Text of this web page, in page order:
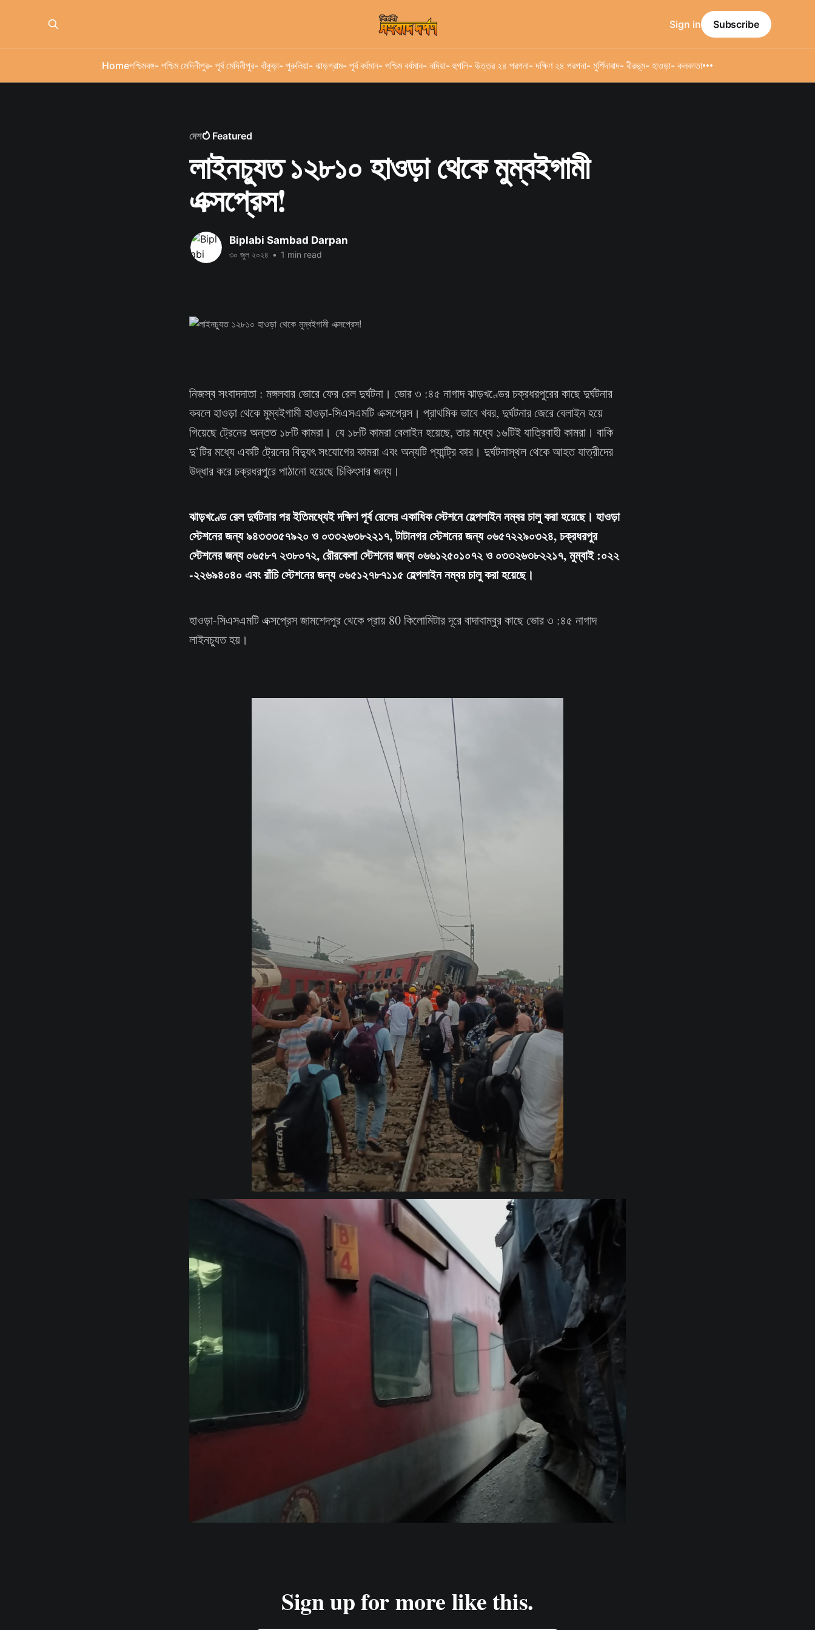
Homeপশ্চিমবঙ্গ- পশ্চিম মেদিনীপুর- পূর্ব মেদিনীপুর- বাঁকুড়া- পুরুলিয়া- ঝাড়গ্রাম- পূর্ব বর্ধমান- পশ্চিম বর্ধমান- নদিয়া- হুগলি- উত্তর ২৪ পরগনা- দক্ষিণ ২৪ পরগনা- মুর্শিদাবাদ- বীরভূম- হাওড়া- কলকাতা
Sign in Subscribe
দেশ Featured
লাইনচ্যুত ১২৮১০ হাওড়া থেকে মুম্বইগামী
এক্সপ্রেস!
Biplabi Sambad Darpan
৩০ জুল ২০২৪ • 1 min read
নিজস্ব সংবাদদাতা : মঙ্গলবার ভোরে ফের রেল দুর্ঘটনা। ভোর ৩ :৪৫ নাগাদ ঝাড়খণ্ডের চক্রধরপুরের কাছে দুর্ঘটনার
কবলে হাওড়া থেকে মুম্বইগামী হাওড়া-সিএসএমটি এক্সপ্রেস। প্রাথমিক ভাবে খবর, দুর্ঘটনার জেরে বেলাইন হয়ে
গিয়েছে ট্রেনের অন্তত ১৮টি কামরা। যে ১৮টি কামরা বেলাইন হয়েছে, তার মধ্যে ১৬টিই যাত্রিবাহী কামরা। বাকি
দু’টির মধ্যে একটি ট্রেনের বিদ্যুৎ সংযোগের কামরা এবং অন্যটি প্যান্ট্রি কার। দুর্ঘটনাস্থল থেকে আহত যাত্রীদের
উদ্ধার করে চক্রধরপুরে পাঠানো হয়েছে চিকিৎসার জন্য।
ঝাড়খণ্ডে রেল দুর্ঘটনার পর ইতিমধ্যেই দক্ষিণ পূর্ব রেলের একাধিক স্টেশনে হেল্পলাইন নম্বর চালু করা হয়েছে। হাওড়া
স্টেশনের জন্য ৯৪৩৩৩৫৭৯২০ ও ০৩৩২৬৩৮২২১৭, টাটানগর স্টেশনের জন্য ০৬৫৭২২৯০৩২৪, চক্রধরপুর
স্টেশনের জন্য ০৬৫৮৭ ২৩৮০৭২, রৌরকেলা স্টেশনের জন্য ০৬৬১২৫০১০৭২ ও ০৩৩২৬৩৮২২১৭, মুম্বাই :০২২
-২২৬৯৪০৪০ এবং রাঁচি স্টেশনের জন্য ০৬৫১২৭৮৭১১৫ হেল্পলাইন নম্বর চালু করা হয়েছে।
হাওড়া-সিএসএমটি এক্সপ্রেস জামশেদপুর থেকে প্রায় 80 কিলোমিটার দূরে বাদাবাম্বুর কাছে ভোর ৩ :৪৫ নাগাদ
লাইনচ্যুত হয়।
Sign up for more like this.